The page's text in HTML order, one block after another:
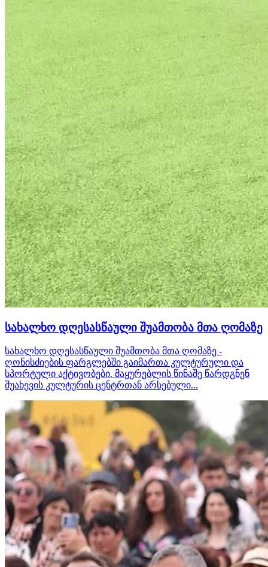
სახალხო დღესასწაული შუამთობა მთა ღომაზე
სახალხო დღესასწაული შუამთობა მთა ღომაზე -
ღონისძიების ფარგლებში გაიმართა კულტურული და
სპორტული აქტივობები. მაყურებლის წინაშე წარდგნენ
შუახევის კულტურის ცენტრთან არსებული...